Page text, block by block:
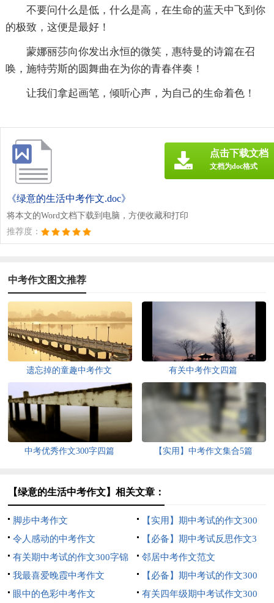
不要问什么是低，什么是高，在生命的蓝天中飞到你
的极致，这便是最好！
蒙娜丽莎向你发出永恒的微笑，惠特曼的诗篇在召
唤，施特劳斯的圆舞曲在为你的青春伴奏！
让我们拿起画笔，倾听心声，为自己的生命着色！
《绿意的生活中考作文.doc》
将本文的Word文档下载到电脑，方便收藏和打印
推荐度：
点击下载文档
文档为doc格式
中考作文图文推荐
遗忘掉的童趣中考作文 有关中考作文四篇
中考优秀作文300字四篇 【实用】中考作文集合5篇
【绿意的生活中考作文】相关文章：
脚步中考作文
【实用】期中考试的作文300
字集合五篇
令人感动的中考作文
【必备】期中考试反思作文3
篇
有关期中考试的作文300字锦
集七篇
邻居中考作文范文
我最喜爱晚霞中考作文
【必备】期中考试的作文300
字集合六篇
眼中的色彩中考作文 有关四年级期中考试作文300